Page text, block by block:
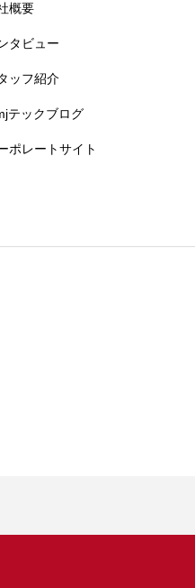
概要
タビュー
ッフ紹介
テックブログ
ポレートサイト